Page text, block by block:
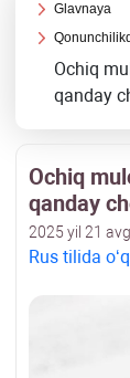
Glavnaya
Ochiq
qanday
Ochiq
qanday
2025 yil 21
Rus tilida